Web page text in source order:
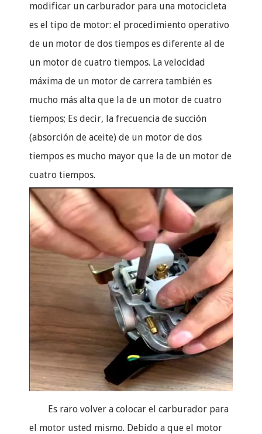
modificar un carburador para una motocicleta
es el tipo de motor: el procedimiento operativo
de un motor de dos tiempos es diferente al de
un motor de cuatro tiempos. La velocidad
máxima de un motor de carrera también es
mucho más alta que la de un motor de cuatro
tiempos; Es decir, la frecuencia de succión
(absorción de aceite) de un motor de dos
tiempos es mucho mayor que la de un motor de
cuatro tiempos.
Es raro volver a colocar el carburador para
el motor usted mismo. Debido a que el motor